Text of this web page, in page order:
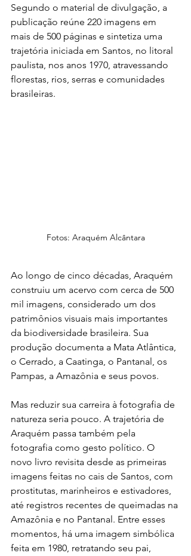
Segundo o material de divulgação, a
publicação reúne 220 imagens em
mais de 500 páginas e sintetiza uma
trajetória iniciada em Santos, no litoral
paulista, nos anos 1970, atravessando
florestas, rios, serras e comunidades
brasileiras.
Fotos: Araquém Alcântara
Ao longo de cinco décadas, Araquém
construiu um acervo com cerca de 500
mil imagens, considerado um dos
patrimônios visuais mais importantes
da biodiversidade brasileira. Sua
produção documenta a Mata Atlântica,
o Cerrado, a Caatinga, o Pantanal, os
Pampas, a Amazônia e seus povos.
Mas reduzir sua carreira à fotografia de
natureza seria pouco. A trajetória de
Araquém passa também pela
fotografia como gesto político. O
novo livro revisita desde as primeiras
imagens feitas no cais de Santos, com
prostitutas, marinheiros e estivadores,
até registros recentes de queimadas na
Amazônia e no Pantanal. Entre esses
momentos, há uma imagem simbólica
feita em 1980, retratando seu pai,